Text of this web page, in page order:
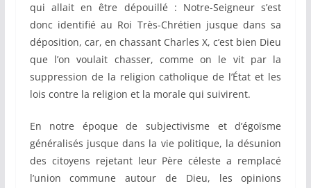
qui allait en être dépouillé : Notre-Seigneur s’est
donc identifié au Roi Très-Chrétien jusque dans sa
déposition, car, en chassant Charles X, c’est bien Dieu
que l’on voulait chasser, comme on le vit par la
suppression de la religion catholique de l’État et les
lois contre la religion et la morale qui suivirent.
En notre époque de subjectivisme et d’égoïsme
généralisés jusque dans la vie politique, la désunion
des citoyens rejetant leur Père céleste a remplacé
l’union commune autour de Dieu, les opinions